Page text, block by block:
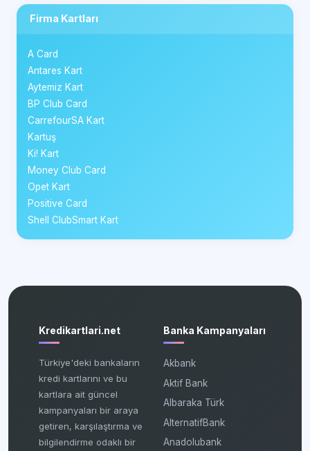
Firma Kartları
A Card
Antares Kart
Aytemiz Kart
BP Club Card
CarrefourSA Kart
Kartuş
Ki! Kart
Money Club Card
Opet Kart
Positive Card
Shell ClubSmart Kart
Kredikartlari.net
Türkiye'deki bankaların
kredi kartlarını ve bu
kartlara ait güncel
kampanyaları bir araya
getiren, karşılaştırma ve
bilgilendirme odaklı bir
Banka Kampanyaları
Akbank
Aktif Bank
Albaraka Türk
AlternatifBank
Anadolubank